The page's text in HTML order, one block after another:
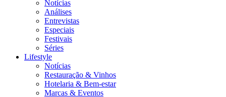
Notícias
Análises
Entrevistas
Especiais
Festivais
Séries
Lifestyle
Notícias
Restauração & Vinhos
Hotelaria & Bem-estar
Marcas & Eventos